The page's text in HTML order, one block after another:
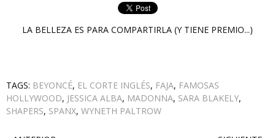
LA BELLEZA ES PARA COMPARTIRLA (Y TIENE PREMIO...)
TAGS: BEYONCÉ, EL CORTE INGLÉS, FAJA, FAMOSAS
HOLLYWOOD, JESSICA ALBA, MADONNA, SARA BLAKELY,
SHAPERS, SPANX, WYNETH PALTROW